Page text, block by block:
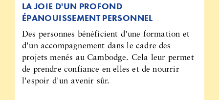
LA JOIE D'UN PROFOND
ÉPANOUISSEMENT PERSONNEL
Des personnes bénéficient d'une formation et
d'un accompagnement dans le cadre des
projets menés au Cambodge. Cela leur permet
de prendre confiance en elles et de nourrir
l'espoir d'un avenir sûr.